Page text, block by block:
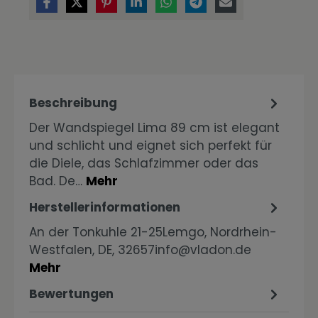
Beschreibung
Der Wandspiegel Lima 89 cm ist elegant
und schlicht und eignet sich perfekt für
die Diele, das Schlafzimmer oder das
Bad. De… Mehr
Herstellerinformationen
An der Tonkuhle 21-25Lemgo, Nordrhein-
Westfalen, DE, 32657info@vladon.de
Mehr
Bewertungen